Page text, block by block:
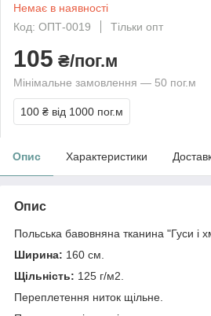
Немає в наявності
Код: ОПТ-0019
Тільки опт
105 ₴/пог.м
Мінімальне замовлення — 50 пог.м
100 ₴ від 1000 пог.м
Опис Характеристики
Опис
Польська бавовняна тканина "Гуси і
Ширина: 160 см.
Щільність: 125 г/м2.
Переплетення ниток щільне.